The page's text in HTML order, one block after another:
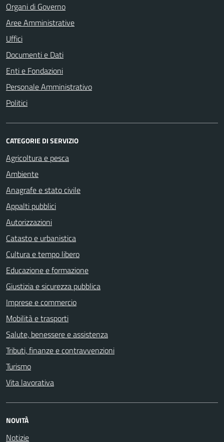
Organi di Governo
Aree Amministrative
Uffici
Documenti e Dati
Enti e Fondazioni
Personale Amministrativo
Politici
CATEGORIE DI SERVIZIO
Agricoltura e pesca
Ambiente
Anagrafe e stato civile
Appalti pubblici
Autorizzazioni
Catasto e urbanistica
Cultura e tempo libero
Educazione e formazione
Giustizia e sicurezza pubblica
Imprese e commercio
Mobilità e trasporti
Salute, benessere e assistenza
Tributi, finanze e contravvenzioni
Turismo
Vita lavorativa
NOVITÀ
Notizie